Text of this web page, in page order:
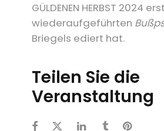
GÜLDENEN HERBST 2024
wiederaufgeführten
Briegels ediert hat.
Teilen Sie die
Veranstaltung